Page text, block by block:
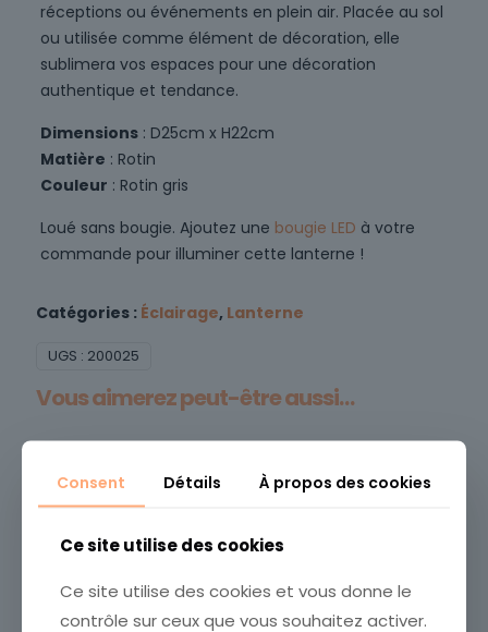
réceptions ou événements en plein air. Placée au sol
ou utilisée comme élément de décoration, elle
sublimera vos espaces pour une décoration
authentique et tendance.
Dimensions: D25cm x H22cm
Matière : Rotin
Couleur : Rotin gris
Loué sans bougie. Ajoutez une bougie LED à votre
commande pour illuminer cette lanterne !
Catégories : Éclairage, Lanterne
UGS : 200025
Vous aimerez peut-être aussi…
Consent Détails À propos des cookies
Ce site utilise des cookies
Ce site utilise des cookies et vous donne le
contrôle sur ceux que vous souhaitez activer.